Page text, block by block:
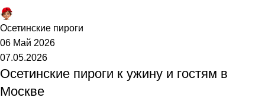
Осетинские пироги
06 Май 2026
07.05.2026
Осетинские пироги к ужину и гостям в
Москве